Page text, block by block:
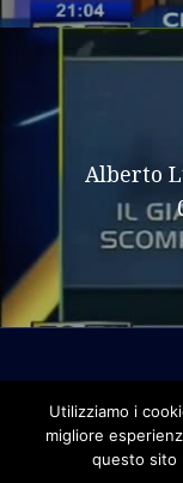
Alberto
Ral Srl -
Utilizziamo i
migliore
questo sito